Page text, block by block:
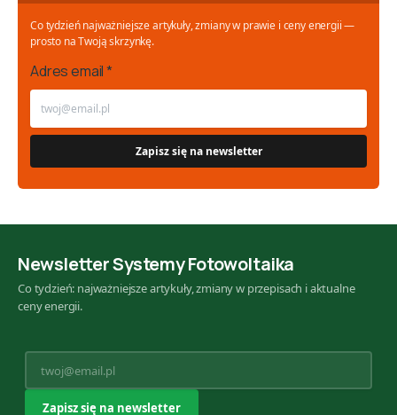
Co tydzień najważniejsze artykuły, zmiany w prawie i ceny energii —
prosto na Twoją skrzynkę.
Adres email *
Newsletter Systemy Fotowoltaika
Co tydzień: najważniejsze artykuły, zmiany w przepisach i aktualne
ceny energii.